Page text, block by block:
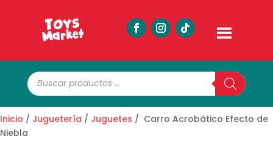
Búsqueda
de
productos
Inicio / Juguetería / Juguetes / Carro Acrobático Efecto de
Niebla